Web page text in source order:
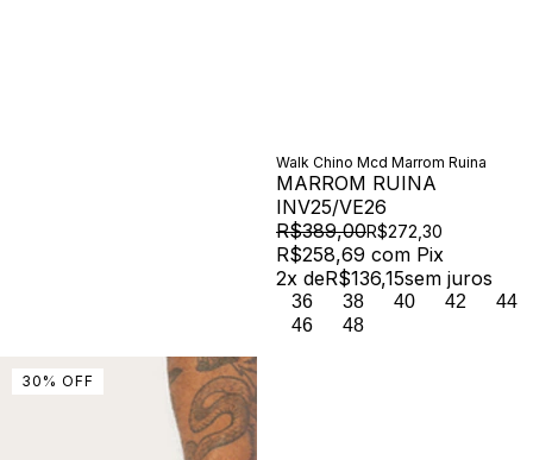
Walk Chino Mcd Marrom Ruina
MARROM RUINA
INV25/VE26
R$389,00R$272,30
R$258,69 com Pix
2x deR$136,15sem juros
36 38 40 42
44
46
48
30 % OFF